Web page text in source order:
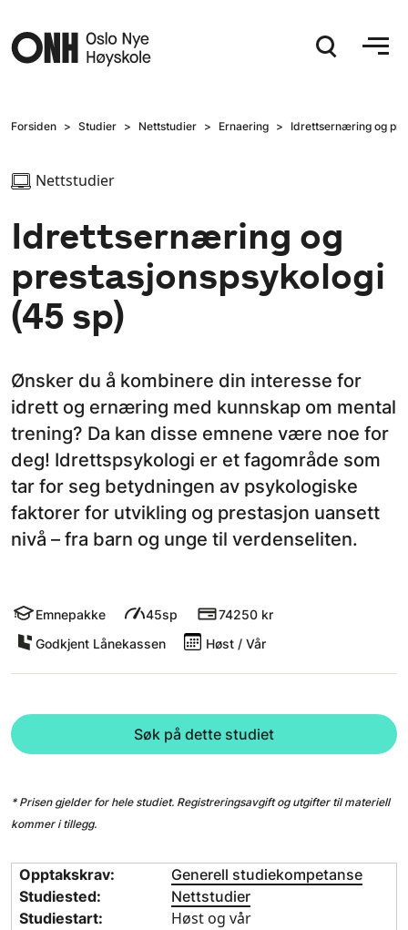
Forsiden Studier Nettstudier Ernaering Idrettsernæring og
Nettstudier
Idrettsernæring og
prestasjonspsykologi
(45 sp)
Ønsker du å kombinere din interesse for
idrett og ernæring med kunnskap om mental
trening? Da kan disse emnene være noe for
deg! Idrettspsykologi er et fagområde som
tar for seg betydningen av psykologiske
faktorer for utvikling og prestasjon uansett
nivå – fra barn og unge til verdenseliten.
Emnepakke 45sp
74250 kr
Godkjent Lånekassen
Høst / Vår
Søk på dette studiet
* Prisen gjelder for hele studiet. Registreringsavgift og utgifter til materiell
kommer i tillegg.
Opptakskrav:
Generell studiekompetanse
Studiested:
Nettstudier
Studiestart:
Høst og vår